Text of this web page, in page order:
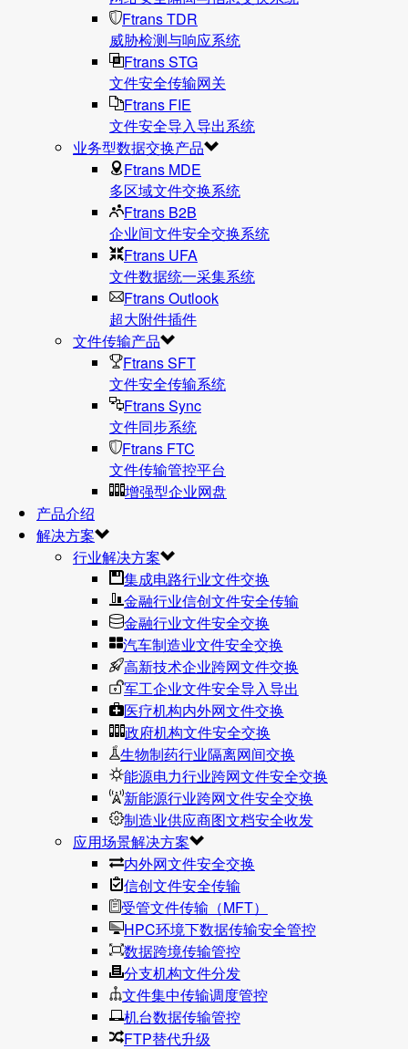
Ftrans TDR
威胁检测与响应系统
Ftrans STG
文件安全传输网关
Ftrans FIE
文件安全导入导出系统
业务型数据交换产品
Ftrans MDE
多区域文件交换系统
Ftrans B2B
企业间文件安全交换系统
Ftrans UFA
文件数据统⼀采集系统
Ftrans Outlook
超大附件插件
文件传输产品
Ftrans SFT
文件安全传输系统
Ftrans Sync
文件同步系统
Ftrans FTC
文件传输管控平台
增强型企业网盘
产品介绍
解决方案
行业解决方案
集成电路行业文件交换
金融行业信创文件安全传输
金融行业文件安全交换
汽车制造业文件安全交换
高新技术企业跨网文件交换
军工企业文件安全导入导出
医疗机构内外网文件交换
政府机构文件安全交换
生物制药行业隔离网间交换
能源电力行业跨网文件安全交换
新能源行业跨网文件安全交换
制造业供应商图文档安全收发
应用场景解决方案
内外网文件安全交换
信创文件安全传输
受管文件传输（MFT）
HPC环境下数据传输安全管控
数据跨境传输管控
分支机构文件分发
文件集中传输调度管控
机台数据传输管控
FTP替代升级